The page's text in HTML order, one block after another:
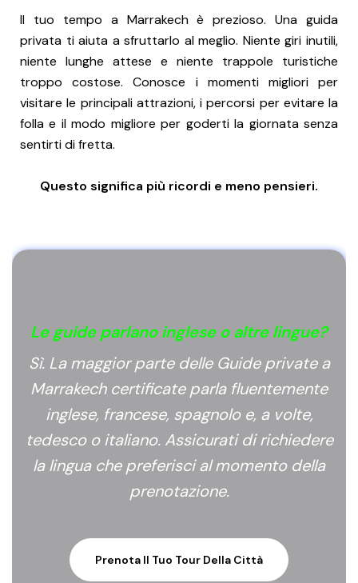
Il tuo tempo a Marrakech è prezioso. Una guida
privata ti aiuta a sfruttarlo al meglio. Niente giri inutili,
niente lunghe attese e niente trappole turistiche
troppo costose. Conosce i momenti migliori per
visitare le principali attrazioni, i percorsi per evitare la
folla e il modo migliore per goderti la giornata senza
sentirti di fretta.
Questo significa più ricordi e meno pensieri.
Le guide parlano inglese o altre lingue?
Sì. La maggior parte delle Guide private a
Marrakech certificate parla fluentemente
inglese, francese, spagnolo e, a volte,
tedesco o italiano. Assicurati di richiedere
la lingua che preferisci al momento della
prenotazione.
Prenota Il Tuo Tour Della Città